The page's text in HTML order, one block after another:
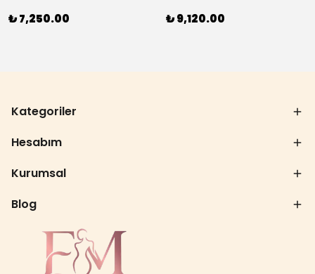
₺ 7,250.00 ₺ 9,120.00
Kategoriler
Hesabım
Kurumsal
Blog